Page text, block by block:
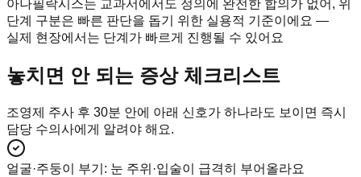
아나필락시스는 교과서에서도 정의에 완전한 합의가 없어, 위
단계 구분은 빠른 판단을 돕기 위한 실용적 기준이에요 —
실제 현장에서는 단계가 빠르게 진행될 수 있어요
놓치면 안 되는 증상 체크리스트
조영제 주사 후 30분 안에 아래 신호가 하나라도 보이면 즉시
담당 수의사에게 알려야 해요.
얼굴·주둥이 부기 : 눈 주위·입술이 급격히 부어올라요